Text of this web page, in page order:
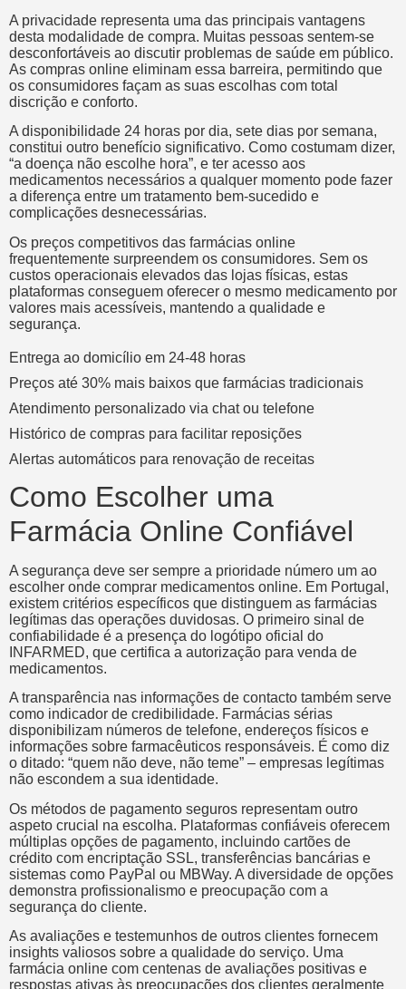
A privacidade representa uma das principais vantagens
desta modalidade de compra. Muitas pessoas sentem-se
desconfortáveis ao discutir problemas de saúde em público.
As compras online eliminam essa barreira, permitindo que
os consumidores façam as suas escolhas com total
discrição e conforto.
A disponibilidade 24 horas por dia, sete dias por semana,
constitui outro benefício significativo. Como costumam dizer,
“a doença não escolhe hora”, e ter acesso aos
medicamentos necessários a qualquer momento pode fazer
a diferença entre um tratamento bem-sucedido e
complicações desnecessárias.
Os preços competitivos das farmácias online
frequentemente surpreendem os consumidores. Sem os
custos operacionais elevados das lojas físicas, estas
plataformas conseguem oferecer o mesmo medicamento por
valores mais acessíveis, mantendo a qualidade e
segurança.
Entrega ao domicílio em 24-48 horas
Preços até 30% mais baixos que farmácias tradicionais
Atendimento personalizado via chat ou telefone
Histórico de compras para facilitar reposições
Alertas automáticos para renovação de receitas
Como Escolher uma
Farmácia Online Confiável
A segurança deve ser sempre a prioridade número um ao
escolher onde comprar medicamentos online. Em Portugal,
existem critérios específicos que distinguem as farmácias
legítimas das operações duvidosas. O primeiro sinal de
confiabilidade é a presença do logótipo oficial do
INFARMED, que certifica a autorização para venda de
medicamentos.
A transparência nas informações de contacto também serve
como indicador de credibilidade. Farmácias sérias
disponibilizam números de telefone, endereços físicos e
informações sobre farmacêuticos responsáveis. É como diz
o ditado: “quem não deve, não teme” – empresas legítimas
não escondem a sua identidade.
Os métodos de pagamento seguros representam outro
aspeto crucial na escolha. Plataformas confiáveis oferecem
múltiplas opções de pagamento, incluindo cartões de
crédito com encriptação SSL, transferências bancárias e
sistemas como PayPal ou MBWay. A diversidade de opções
demonstra profissionalismo e preocupação com a
segurança do cliente.
As avaliações e testemunhos de outros clientes fornecem
insights valiosos sobre a qualidade do serviço. Uma
farmácia online com centenas de avaliações positivas e
respostas ativas às preocupações dos clientes geralmente